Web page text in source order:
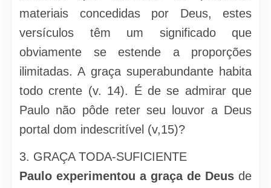
materiais concedidas por Deus, estes
versículos têm um significado que
obviamente se estende a proporções
ilimitadas. A graça superabundante habita
todo crente (v. 14). É de se admirar que
Paulo não pôde reter seu louvor a Deus
portal dom indescritível (v,15)?
3. GRAÇA TODA-SUFICIENTE
Paulo experimentou a graça de Deus de